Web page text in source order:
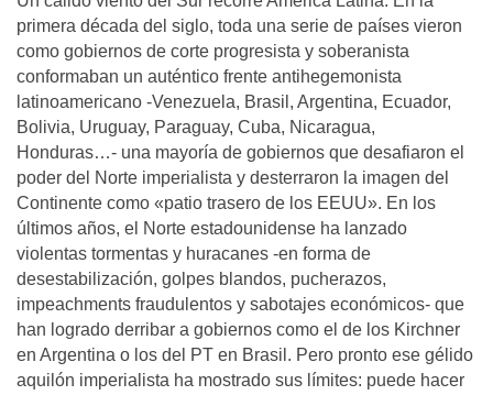
primera década del siglo, toda una serie de países vieron
como gobiernos de corte progresista y soberanista
conformaban un auténtico frente antihegemonista
latinoamericano -Venezuela, Brasil, Argentina, Ecuador,
Bolivia, Uruguay, Paraguay, Cuba, Nicaragua,
Honduras…- una mayoría de gobiernos que desafiaron el
poder del Norte imperialista y desterraron la imagen del
Continente como «patio trasero de los EEUU». En los
últimos años, el Norte estadounidense ha lanzado
violentas tormentas y huracanes -en forma de
desestabilización, golpes blandos, pucherazos,
impeachments fraudulentos y sabotajes económicos- que
han logrado derribar a gobiernos como el de los Kirchner
en Argentina o los del PT en Brasil. Pero pronto ese gélido
aquilón imperialista ha mostrado sus límites: puede hacer